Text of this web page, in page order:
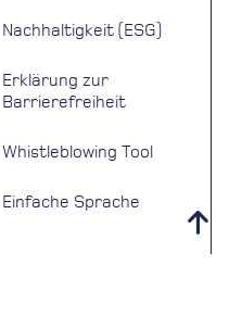
Nachhaltigkeit (ESG)
Erklärung zur
Barrierefreiheit
Whistleblowing Tool
Einfache Sprache